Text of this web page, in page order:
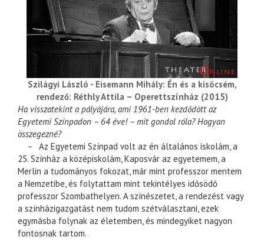
Szilágyi László - Eisemann Mihály: Én és a kisöcsém,
rendező: Réthly Attila – Operettszínház (2015)
Ha visszatekint a pályájára, ami 1961-ben kezdődött az
Egyetemi Színpadon – 64 éve! – mit gondol róla? Hogyan
összegezné?
– Az Egyetemi Színpad volt az én általános iskolám, a
25. Színház a középiskolám, Kaposvár az egyetemem, a
Merlin a tudományos fokozat, már mint professzor mentem
a Nemzetibe, és folytattam mint tekintélyes idősödő
professzor Szombathelyen. A színészetet, a rendezést vagy
a színházigazgatást nem tudom szétválasztani, ezek
egymásba folynak az életemben, és mindegyiket nagyon
fontosnak tartom.